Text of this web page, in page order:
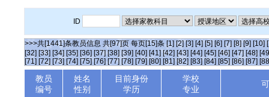
ID
>>>共[1441]条教员信息 共[97]页 每页[15]条 [1] [2] [3] [4] [5] [6] [7] [8] [9] [10]
[32] [33] [34] [35] [36] [37] [38] [39] [40] [41] [42] [43] [44] [45] [46] [47] [48]
[71] [72] [73] [74] [75] [76] [77] [78] [79] [80] [81] [82] [83] [84] [85] [86] [87]
教员
编号
姓名
性别
目前身份
学历
学校
专业